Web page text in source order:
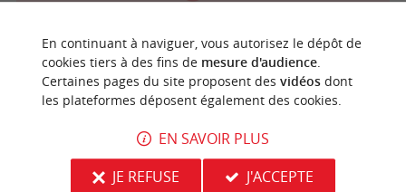
n
o
t
r
e
c
o
u
p
d
e
c
o
e
u
r
En continuant à naviguer, vous autorisez le dépôt de
cookies tiers à des fins de mesure d'audience.
Certaines pages du site proposent des vidéosdont
les plateformes déposent également des cookies.
EN SAVOIR PLUS
JE REFUSE
J'ACCEPTE